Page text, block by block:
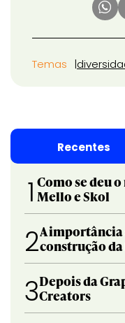
Temas
Recentes
1 Como se deu
Mello e Skol
2A importância
construção
3Depois da
Creators